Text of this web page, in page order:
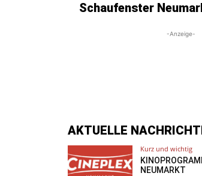
Schaufenster
-Anzeige-
AKTUELLE
Kurz und wichtig
NEUMARKT